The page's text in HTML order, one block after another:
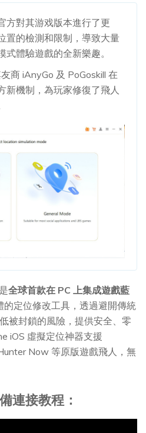
方對其游戏版本進行了更
置的檢測和限制，導致大量
體驗遊戲的全新樂趣。
商 iAnyGo 及 PoGoskill 在
新機制，為玩家修復了飛人
全球首款在 PC 上集成遊戲藍
定位修改工具，透過避開傳統
被封鎖的風險，提供安全、零
iOS 虛擬定位神器支援
Now 等原版遊戲飛人，無
連接教程：